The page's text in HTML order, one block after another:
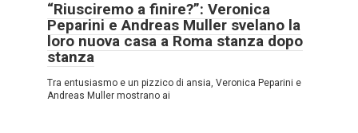
“Riusciremo a finire?”: Veronica
Peparini e Andreas Muller svelano la
loro nuova casa a Roma stanza dopo
stanza
Tra entusiasmo e un pizzico di ansia, Veronica Peparini e
Andreas Muller mostrano ai